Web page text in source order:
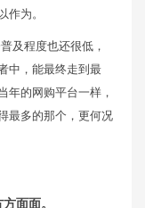
作为。
及程度也还很低，
中，能最终走到最
年的网购平台一样，
最多的那个，更何况
面面。